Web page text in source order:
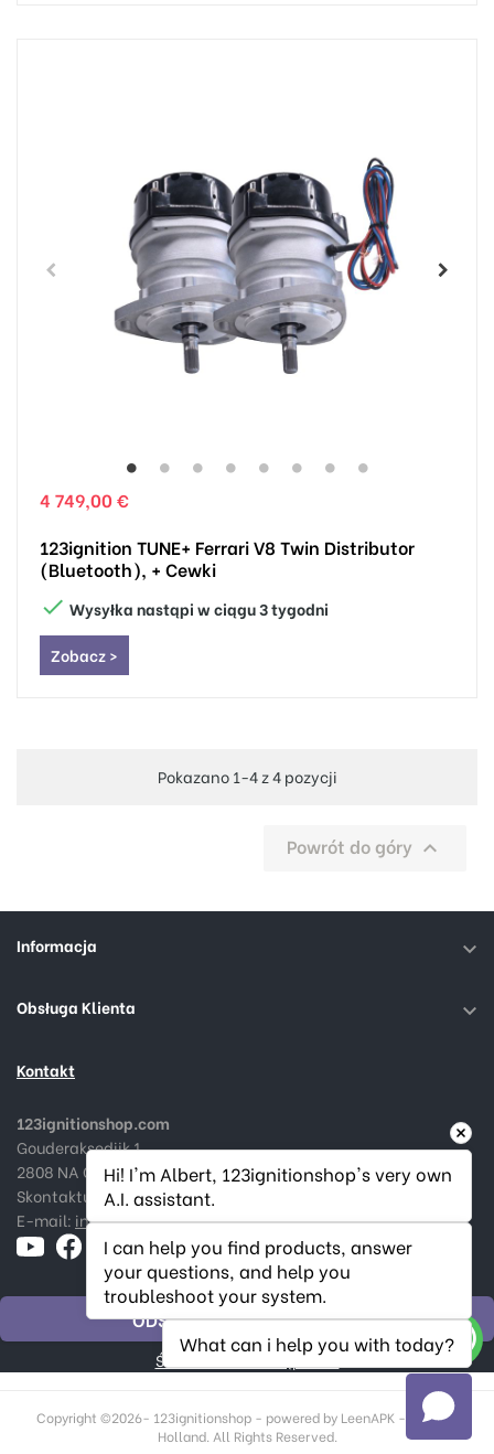
4 749,00 €
123ignition TUNE+ Ferrari V8 Twin Distributor
(Bluetooth), + Cewki
 Wysyłka nastąpi w ciągu 3 tygodni
Zobacz >
Pokazano 1-4 z 4 pozycji
Powrót do góry 
Informacja 
Obsługa Klienta 
Kontakt
123ignitionshop.com
Gouderaksedijk 1
2808 NA Gouda, Nederland
Skontaktuj się z nami:+31182 787974
E-mail: info@123ignitionshop.com
ODSTĄPIĆ OD ZAMÓWIENIA
Śledź status odstąpienia
Copyright ©2026- 123ignitionshop - powered by LeenAPK - Made in
Holland. All Rights Reserved.
Hi! I'm Albert, 123ignitionshop's very own
A.I. assistant.
I can help you find products, answer
your questions, and help you
troubleshoot your system.
What can i help you with today?